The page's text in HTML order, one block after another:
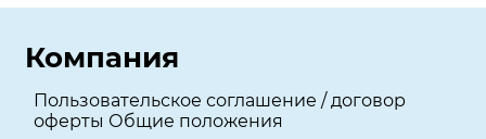
Компания
Пользовательское соглашение / договор
оферты Общие положения